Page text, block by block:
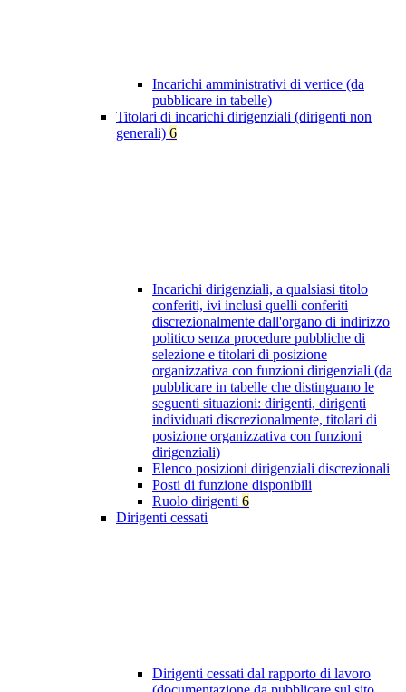
Incarichi amministrativi di vertice (da
pubblicare in tabelle)
Titolari di incarichi dirigenziali (dirigenti non
generali) 6
Incarichi dirigenziali, a qualsiasi titolo
conferiti, ivi inclusi quelli conferiti
discrezionalmente dall'organo di indirizzo
politico senza procedure pubbliche di
selezione e titolari di posizione
organizzativa con funzioni dirigenziali (da
pubblicare in tabelle che distinguano le
seguenti situazioni: dirigenti, dirigenti
individuati discrezionalmente, titolari di
posizione organizzativa con funzioni
dirigenziali)
Elenco posizioni dirigenziali discrezionali
Posti di funzione disponibili
Ruolo dirigenti 6
Dirigenti cessati
Dirigenti cessati dal rapporto di lavoro